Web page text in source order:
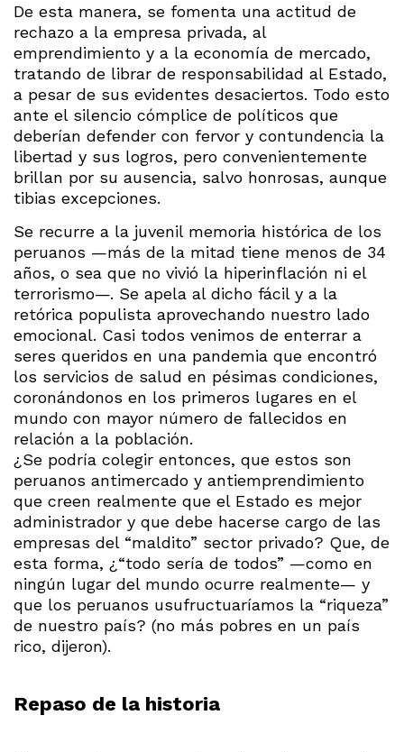
De esta manera, se fomenta una actitud de
rechazo a la empresa privada, al
emprendimiento y a la economía de mercado,
tratando de librar de responsabilidad al Estado,
a pesar de sus evidentes desaciertos. Todo esto
ante el silencio cómplice de políticos que
deberían defender con fervor y contundencia la
libertad y sus logros, pero convenientemente
brillan por su ausencia, salvo honrosas, aunque
tibias excepciones.
Se recurre a la juvenil memoria histórica de los
peruanos —más de la mitad tiene menos de 34
años, o sea que no vivió la hiperinflación ni el
terrorismo—. Se apela al dicho fácil y a la
retórica populista aprovechando nuestro lado
emocional. Casi todos venimos de enterrar a
seres queridos en una pandemia que encontró
los servicios de salud en pésimas condiciones,
coronándonos en los primeros lugares en el
mundo con mayor número de fallecidos en
relación a la población.
¿Se podría colegir entonces, que estos son
peruanos antimercado y antiemprendimiento
que creen realmente que el Estado es mejor
administrador y que debe hacerse cargo de las
empresas del “maldito” sector privado? Que, de
esta forma, ¿“todo sería de todos” —como en
ningún lugar del mundo ocurre realmente— y
que los peruanos usufructuaríamos la “riqueza”
de nuestro país? (no más pobres en un país
rico, dijeron).
Repaso de la historia